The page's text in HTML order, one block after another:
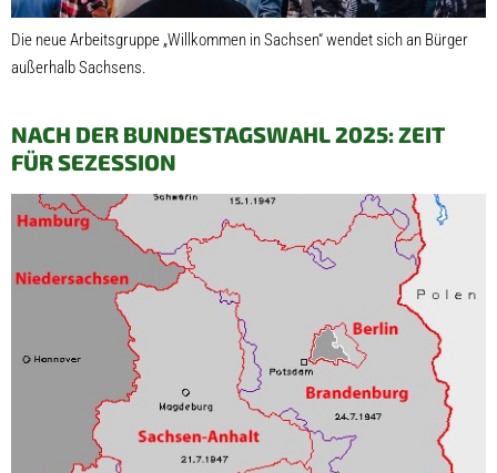
Die neue Arbeitsgruppe „Willkommen in Sachsen“ wendet sich an Bürger
außerhalb Sachsens.
NACH DER BUNDESTAGSWAHL 2025: ZEIT
FÜR SEZESSION